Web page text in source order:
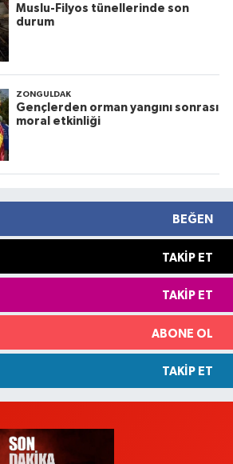
Muslu-Filyos tünellerinde son
durum
ZONGULDAK
Gençlerden orman yangını sonrası
moral etkinliği
BEĞEN
TAKIP ET
TAKIP ET
ABONE OL
TAKIP ET